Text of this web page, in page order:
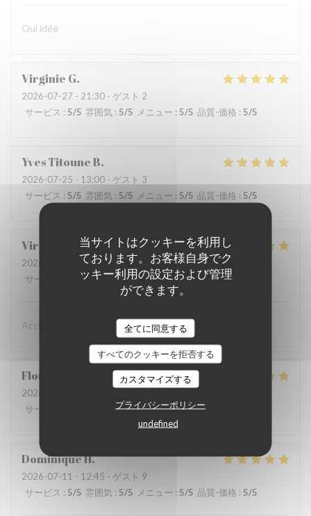
当サイトはクッキーを利用し
ております。お客様自身でク
ッキー利用の設定および管理
ができます。
全てに同意する
すべてのクッキーを拒否する
カスタマイズする
プライバシーポリシー
undefined
Oui idée
Virginie G
2026-07-27 - 21:30 - ゲスト 2
サービス : 5/5 雰囲気 : 5/5 メニュー : 5/5 品質-価格 : 5/5
Yves TitouneB
2026-07-25 - 13:00 - ゲスト 3
サービス : 5/5 雰囲気 : 5/5 メニュー : 5/5 品質-価格 : 5/5
Virginie
2026-07-26
- 21:30 - ゲスト 5
サービス
雰囲気 :5/5 メニュー:5 /5 品質-価格
Accueil et repas top merci
Florence
2026-07-19
サービス
:5/5 メニュー:5/5 品質-価格
DominiqueH
2026-07-11 - 12:45 - ゲスト 9
サービス : 5/5 雰囲気 : 5/5 メニュー : 5/5 品質-価格 : 5/5